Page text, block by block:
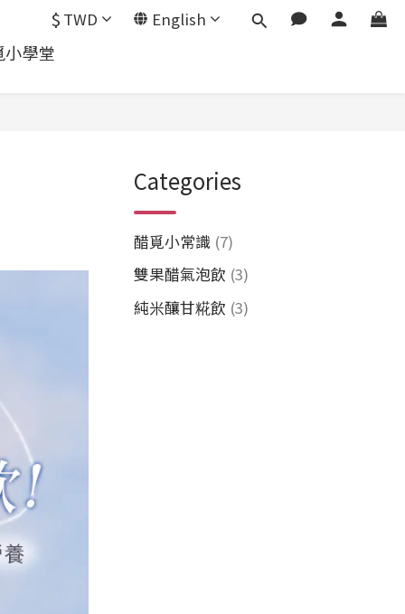
$ TWD English
小學堂
Categories
醋覓小常識 (7)
雙果醋氣泡飲 (3)
純米釀甘糀飲 (3)